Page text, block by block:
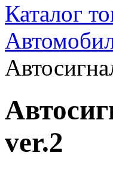
Каталог
ver.2